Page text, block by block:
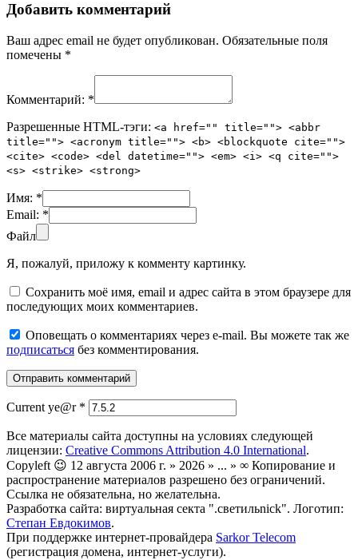
Добавить комментарий
Ваш адрес email не будет опубликован. Обязательные поля
помечены *
Комментарий: *
Разрешенные HTML-тэги: <a href="" title=""> <abbr
title=""> <acronym title=""> <b> <blockquote cite="">
<cite> <code> <del datetime=""> <em> <i> <q cite="">
<s> <strike> <strong>
Имя: *
Email: *
Файл
Я, пожалуй, приложу к комменту картинку.
Сохранить моё имя, email и адрес сайта в этом браузере для
последующих моих комментариев.
Оповещать о комментариях через e-mail. Вы можете так же
подписаться без комментирования.
Current ye@r *
Все материалы сайта доступны на условиях следующей
лицензии: Creative Commons Attribution 4.0 International.
Copyleft 😉 12 августа 2006 г. » 2026 » ... » ∞ Копирование и
распространение материалов разрешено без ограничений.
Ссылка не обязательна, но желательна.
Разработка сайта: виртуальная секта ".светильnick". Логотип:
Степан Евдокимов.
При поддержке интернет-провайдера Sarkor Telecom
(регистрация домена, интернет-услуги).